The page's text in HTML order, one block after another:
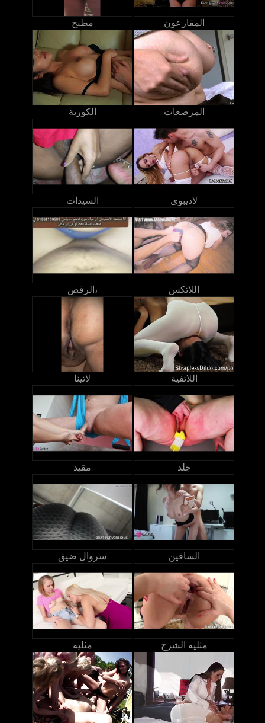
مطبخ المقارعون
الكورية المرضعات
السيدات لاديبوي
الرقص، اللاتكس
لاتينا اللاتفية
مقيد جلد
سروال ضيق الساقين
مثليه مثليه الشرج